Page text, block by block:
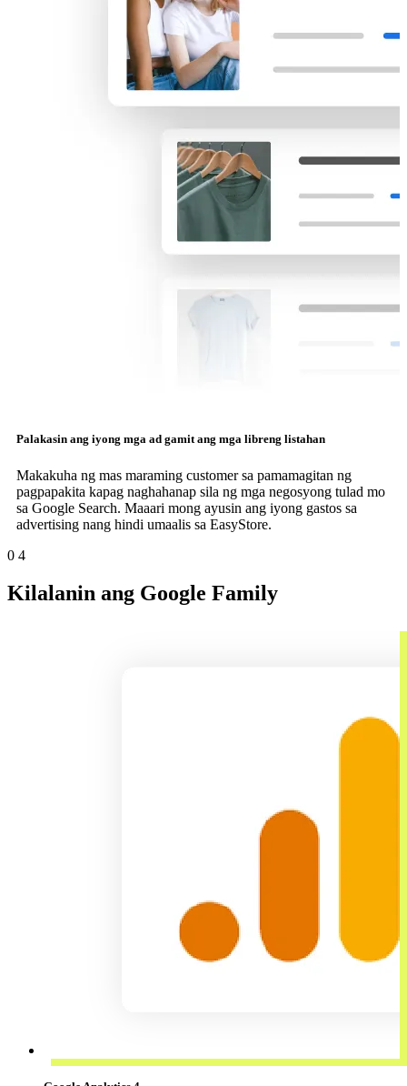
Palakasin ang iyong mga ad gamit ang mga libreng listahan
Makakuha ng mas maraming customer sa pamamagitan ng
pagpapakita kapag naghahanap sila ng mga negosyong tulad mo
sa Google Search. Maaari mong ayusin ang iyong gastos sa
advertising nang hindi umaalis sa EasyStore.
0 4
Kilalanin ang Google Family